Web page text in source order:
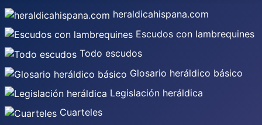
heraldicahispana.com
Escudos con lambrequines
Todo escudos
Glosario heráldico básico
Legislación heráldica
Cuarteles